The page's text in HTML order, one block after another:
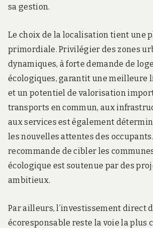
sa gestion.
Le choix de la localisation tient une
primordiale. Privilégier des zones
dynamiques, à forte demande de
écologiques, garantit une meilleure
et un potentiel de valorisation
transports en commun, aux
aux services est également
les nouvelles attentes des
recommande de cibler les
écologique est soutenue par des
ambitieux.
Par ailleurs, l’investissement direct
écoresponsable reste la voie la plus